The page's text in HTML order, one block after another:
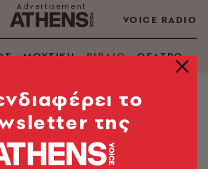
VOICE RADIO
ΜΟΥΣΙΚΗ ΒΙΒΛΙΟ ΘΕΑΤΡΟ -
το
της